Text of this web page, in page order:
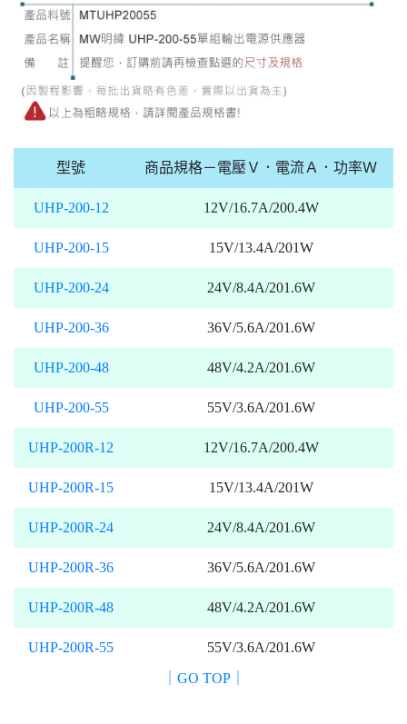
型號 商品規格－電壓Ｖ．電流Ａ．功率Ｗ
UHP-200-12 12V/16.7A/200.4W
UHP-200-15 15V/13.4A/201W
UHP-200-24 24V/8.4A/201.6W
UHP-200-36 36V/5.6A/201.6W
UHP-200-48 48V/4.2A/201.6W
UHP-200-55 55V/3.6A/201.6W
UHP-200R-12 12V/16.7A/200.4W
UHP-200R-15 15V/13.4A/201W
UHP-200R-24 24V/8.4A/201.6W
UHP-200R-36 36V/5.6A/201.6W
UHP-200R-48 48V/4.2A/201.6W
UHP-200R-55
55V/3.6A/201.6W
｜GO TOP｜